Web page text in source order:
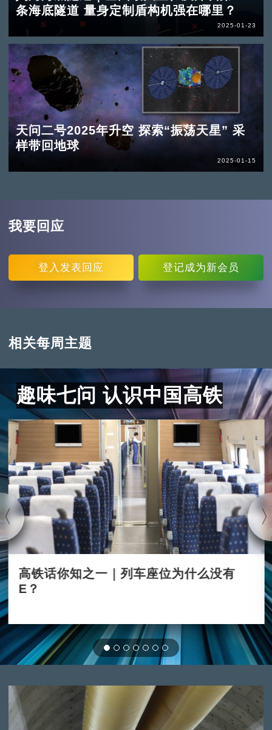
条海底隧道 量身定制盾构机强在哪里？
2025-01-23
天问二号2025年升空 探索“振荡天星” 采
样带回地球
2025-01-15
我要回应
登入 发表回应 登记成为新会员
相关每周主题
趣味七问 认识中国高铁
高铁话你知之一｜列车座位为什么没有
E？